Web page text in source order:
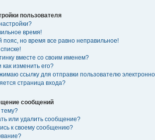
пользователя
время!
пояс, но время все равно неправильное!
вместе со своим именем?
как изменить его?
ссылку для отправки пользователю
страница входа?
сообщений
тему?
или удалить сообщение?
к своему сообщению?